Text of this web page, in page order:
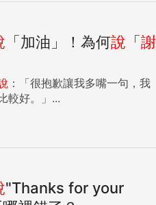
「加油」！為何說 「謝
：「很抱歉讓我多嘴一句，我
較好。」...
"Thanks for your